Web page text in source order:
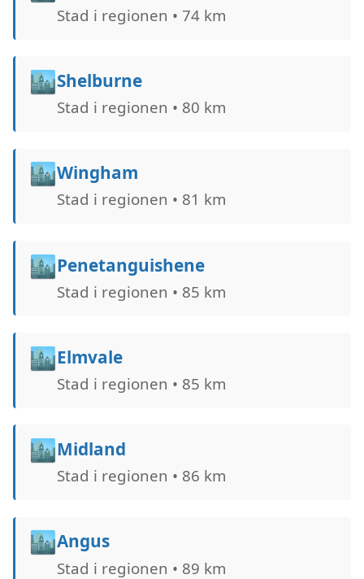
Stad i regionen • 74 km
🏙️Shelburne
Stad i regionen • 80 km
🏙️Wingham
Stad i regionen • 81 km
🏙️Penetanguishene
Stad i regionen • 85 km
🏙️Elmvale
Stad i regionen • 85 km
🏙️Midland
Stad i regionen • 86 km
🏙️Angus
Stad i regionen • 89 km